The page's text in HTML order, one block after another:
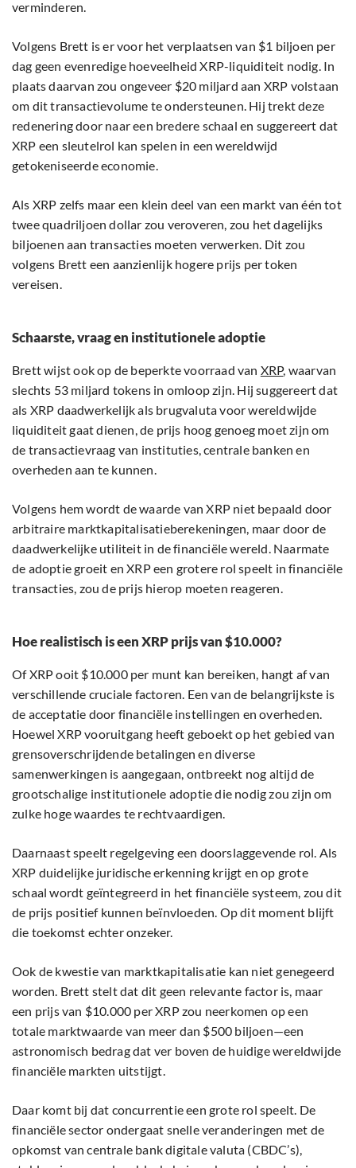
verminderen.
Volgens Brett is er voor het verplaatsen van $1 biljoen per
dag geen evenredige hoeveelheid XRP-liquiditeit nodig. In
plaats daarvan zou ongeveer $20 miljard aan XRP volstaan
om dit transactievolume te ondersteunen. Hij trekt deze
redenering door naar een bredere schaal en suggereert dat
XRP een sleutelrol kan spelen in een wereldwijd
getokeniseerde economie.
Als XRP zelfs maar een klein deel van een markt van één tot
twee quadriljoen dollar zou veroveren, zou het dagelijks
biljoenen aan transacties moeten verwerken. Dit zou
volgens Brett een aanzienlijk hogere prijs per token
vereisen.
Schaarste, vraag en institutionele adoptie
Brett wijst ook op de beperkte voorraad van XRP, waarvan
slechts 53 miljard tokens in omloop zijn. Hij suggereert dat
als XRP daadwerkelijk als brugvaluta voor wereldwijde
liquiditeit gaat dienen, de prijs hoog genoeg moet zijn om
de transactievraag van instituties, centrale banken en
overheden aan te kunnen.
Volgens hem wordt de waarde van XRP niet bepaald door
arbitraire marktkapitalisatieberekeningen, maar door de
daadwerkelijke utiliteit in de financiële wereld. Naarmate
de adoptie groeit en XRP een grotere rol speelt in financiële
transacties, zou de prijs hierop moeten reageren.
Hoe realistisch is een XRP prijs van $10.000?
Of XRP ooit $10.000 per munt kan bereiken, hangt af van
verschillende cruciale factoren. Een van de belangrijkste is
de acceptatie door financiële instellingen en overheden.
Hoewel XRP vooruitgang heeft geboekt op het gebied van
grensoverschrijdende betalingen en diverse
samenwerkingen is aangegaan, ontbreekt nog altijd de
grootschalige institutionele adoptie die nodig zou zijn om
zulke hoge waardes te rechtvaardigen.
Daarnaast speelt regelgeving een doorslaggevende rol. Als
XRP duidelijke juridische erkenning krijgt en op grote
schaal wordt geïntegreerd in het financiële systeem, zou dit
de prijs positief kunnen beïnvloeden. Op dit moment blijft
die toekomst echter onzeker.
Ook de kwestie van marktkapitalisatie kan niet genegeerd
worden. Brett stelt dat dit geen relevante factor is, maar
een prijs van $10.000 per XRP zou neerkomen op een
totale marktwaarde van meer dan $500 biljoen—een
astronomisch bedrag dat ver boven de huidige wereldwijde
financiële markten uitstijgt.
Daar komt bij dat concurrentie een grote rol speelt. De
financiële sector ondergaat snelle veranderingen met de
opkomst van centrale bank digitale valuta (CBDC’s),